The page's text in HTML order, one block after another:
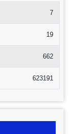
7
19
662
623191